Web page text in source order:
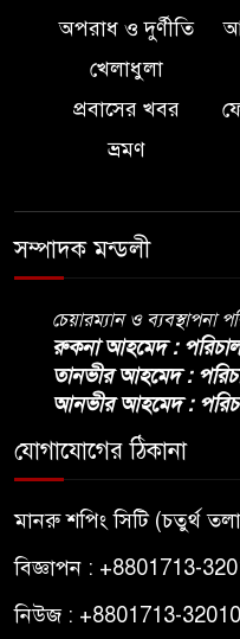
অপরাধ ও দুর্ণীতি
খেলাধুলা
প্রবাসের খবর
ভ্রমণ
সম্পাদক মন্ডলী
চেয়ারম্যান ও
রুকনা আহমেদ :
তানভীর আহমেদ :
আনভীর আহমেদ :
যোগাযোগের ঠিকানা
মানরু শপিং সিটি (চতুর্থ
বিজ্ঞাপন : +8801713-
নিউজ : +8801713-